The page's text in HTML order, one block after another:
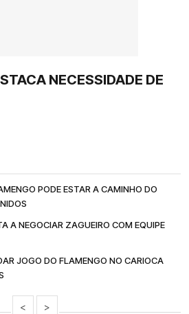
NECESSIDADE DE
PODE ESTAR A CAMINHO DO
A NEGOCIAR ZAGUEIRO COM EQUIPE
JOGO DO FLAMENGO NO CARIOCA
< >